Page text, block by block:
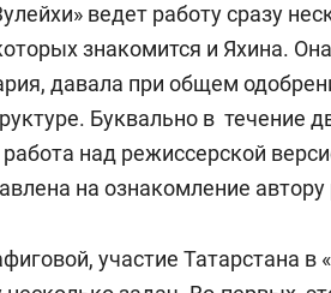
ведет работу сразу
знакомится и Яхина.
давала при общем
Буквально в течение
над режиссерской
на ознакомление
участие Татарстана в